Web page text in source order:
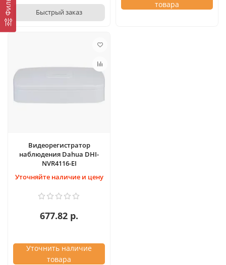
Быстрый заказ
товара
Видеорегистратop
наблюдения Dahua DHI-
NVR4116-EI
Уточняйте наличие и цену
677.82 р.
Уточнить наличие
товара